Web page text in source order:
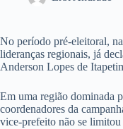
No período pré-eleitoral,
lideranças regionais, já
Anderson Lopes de
Em uma região dominada
coordenadores da
vice-prefeito não se limitou